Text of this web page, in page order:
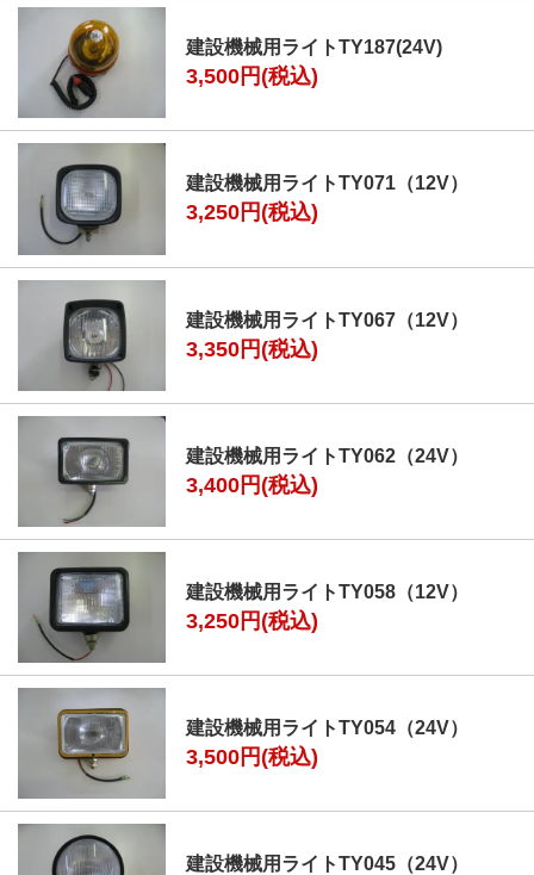
建設機械用ライトTY187(24V)
3,500円(税込)
建設機械用ライトTY071（12V）
3,250円(税込)
建設機械用ライトTY067（12V）
3,350円(税込)
建設機械用ライトTY062（24V）
3,400円(税込)
建設機械用ライトTY058（12V）
3,250円(税込)
建設機械用ライトTY054（24V）
3,500円(税込)
建設機械用ライトTY045（24V）